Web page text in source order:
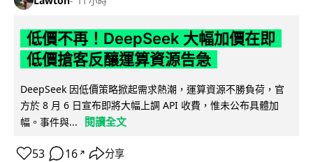
低價不再！DeepSeek 大幅加價在即
低價搶客反釀運算資源告急
DeepSeek 因低價策略掀起需求熱潮，運算資源不勝負荷，官
方於 8 月 6 日宣布即將大幅上調 API 收費，惟未公布具體加
幅。事件與...
閱讀全文
53 16 ↗ 分享